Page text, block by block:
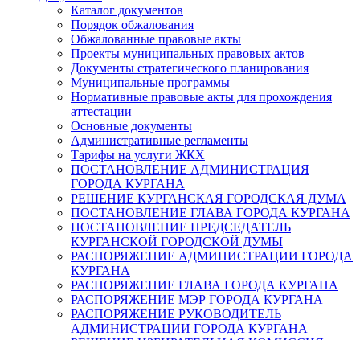
Каталог документов
Порядок обжалования
Обжалованные правовые акты
Проекты муниципальных правовых актов
Документы стратегического планирования
Муниципальные программы
Нормативные правовые акты для прохождения
аттестации
Основные документы
Административные регламенты
Тарифы на услуги ЖКХ
ПОСТАНОВЛЕНИЕ АДМИНИСТРАЦИЯ
ГОРОДА КУРГАНА
РЕШЕНИЕ КУРГАНСКАЯ ГОРОДСКАЯ ДУМА
ПОСТАНОВЛЕНИЕ ГЛАВА ГОРОДА КУРГАНА
ПОСТАНОВЛЕНИЕ ПРЕДСЕДАТЕЛЬ
КУРГАНСКОЙ ГОРОДСКОЙ ДУМЫ
РАСПОРЯЖЕНИЕ АДМИНИСТРАЦИИ ГОРОДА
КУРГАНА
РАСПОРЯЖЕНИЕ ГЛАВА ГОРОДА КУРГАНА
РАСПОРЯЖЕНИЕ МЭР ГОРОДА КУРГАНА
РАСПОРЯЖЕНИЕ РУКОВОДИТЕЛЬ
АДМИНИСТРАЦИИ ГОРОДА КУРГАНА